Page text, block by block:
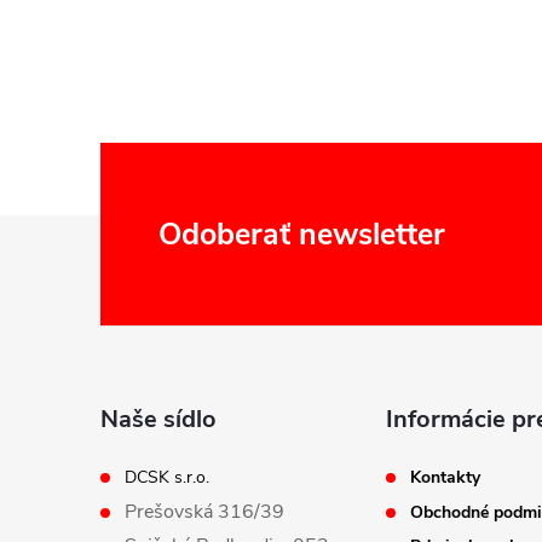
Odoberať newsletter
Naše sídlo
DCSK s.r.o.
Prešovská 316/39
Informácie
Kontakty
Obchodné